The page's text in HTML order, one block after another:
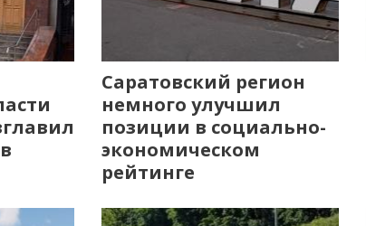
Саратовский регион
немного улучшил
позиции в социально-
экономическом
рейтинге